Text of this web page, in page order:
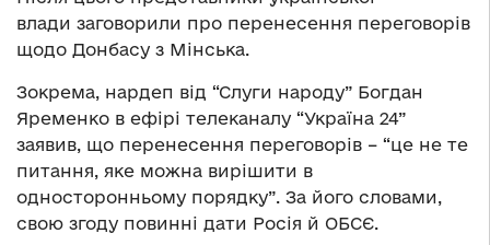
влади заговорили про перенесення переговорів
щодо Донбасу з Мінська.
Зокрема, нардеп від “Слуги народу” Богдан
Яременко в ефірі телеканалу “Україна 24”
заявив, що перенесення переговорів – “це не те
питання, яке можна вирішити в
односторонньому порядку”. За його словами,
свою згоду повинні дати Росія й ОБСЄ.